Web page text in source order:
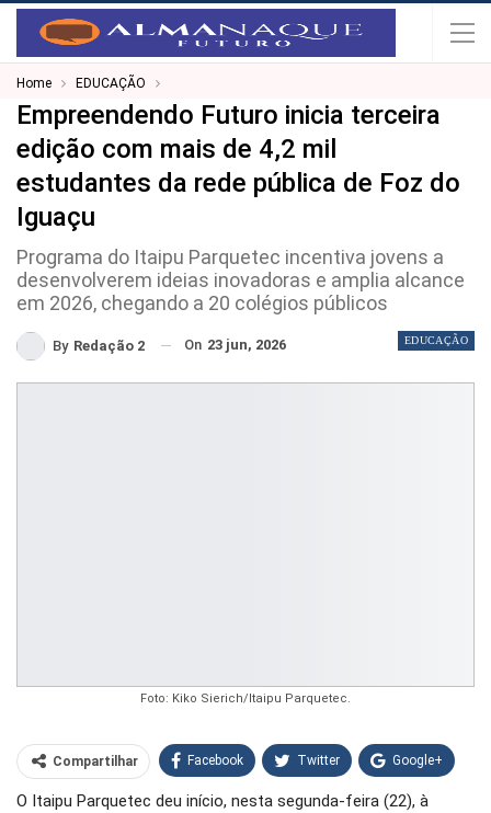
Home EDUCAÇÃO
Empreendendo Futuro inicia terceira
edição com mais de 4,2 mil
estudantes da rede pública de Foz do
Iguaçu
Programa do Itaipu Parquetec incentiva jovens a
desenvolverem ideias inovadoras e amplia alcance
em 2026, chegando a 20 colégios públicos
EDUCAÇÃO
By Redação 2 On 23 jun, 2026
Foto: Kiko Sierich/Itaipu Parquetec.
Compartilhar Facebook Twitter Google+
WhatsApp Pinterest
O Itaipu Parquetec deu início, nesta segunda-feira (22), à